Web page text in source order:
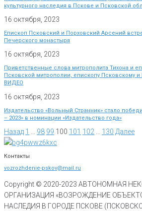
культурного наследия в Пскове и Псковской
16 октября, 2023
Епископ Псковский и Порховский Арсений
Печерского монастыря
16 октября, 2023
Приветственные слова митрополита Тихона и
Псковской митрополии, епископу Псковскому
ВИДЕО
16 октября, 2023
Издательство «Вольный Странник» стало
– 2023» в номинации «Издательство года»
Назад 1 98 99 100 101 102 130 Далее
Контакты
vozrozhdenie-pskov@mail.ru
Copyright © 2020-2023 АВТОНОМНАЯ
ОРГАНИЗАЦИЯ «ВОЗРОЖДЕНИЕ
НАСЛЕДИЯ В ГОРОДЕ ПСКОВЕ